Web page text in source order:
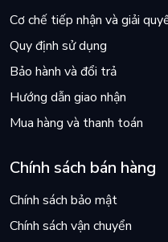
Cơ chế tiếp nhận và giải
Quy định sử dụng
Bảo hành và đổi trả
Hướng dẫn giao nhận
Mua hàng và thanh toán
Chính sách bán hàng
Chính sách bảo mật
Chính sách vận chuyển